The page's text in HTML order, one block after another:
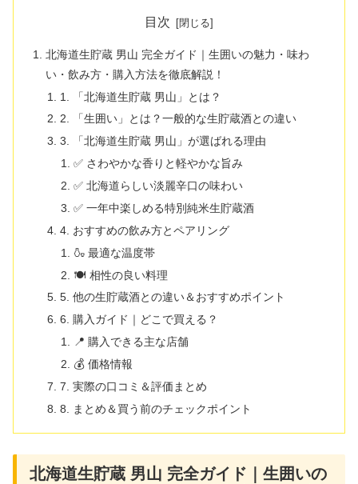
目次
北海道生貯蔵 男山 完全ガイド｜生囲いの魅力・味わ
い・飲み方・購入方法を徹底解説！
1. 「北海道生貯蔵 男山」とは？
2. 「生囲い」とは？一般的な生貯蔵酒との違い
3. 「北海道生貯蔵 男山」が選ばれる理由
✅ さわやかな香りと軽やかな旨み
✅ 北海道らしい淡麗辛口の味わい
✅ 一年中楽しめる特別純米生貯蔵酒
4. おすすめの飲み方とペアリング
🍶 最適な温度帯
🍽 相性の良い料理
5. 他の生貯蔵酒との違い＆おすすめポイント
6. 購入ガイド｜どこで買える？
📍 購入できる主な店舗
💰 価格情報
7. 実際の口コミ＆評価まとめ
8. まとめ＆買う前のチェックポイント
北海道生貯蔵 男山 完全ガイド｜生囲いの